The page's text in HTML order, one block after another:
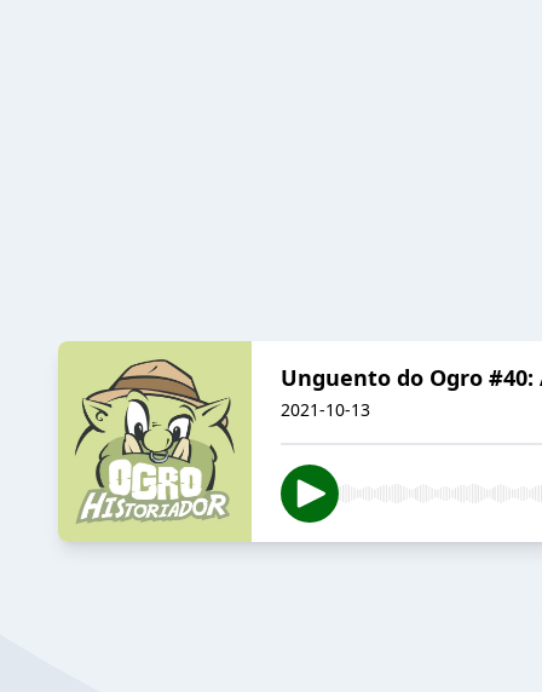
Unguento do Ogro
2021-10-13